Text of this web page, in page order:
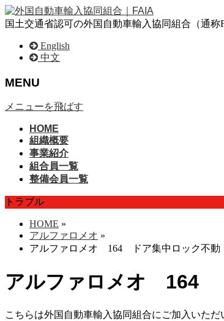
国土交通省認可の外国自動車輸入協同組合（通
English
中文
MENU
メニューを飛ばす
HOME
組織概要
事業紹介
組合員一覧
整備会員一覧
トラブル
HOME »
アルファロメオ »
アルファロメオ 164 ドア集中ロック不動
アルファロメオ 164
こちらは外国自動車輸入協同組合にご加入いた